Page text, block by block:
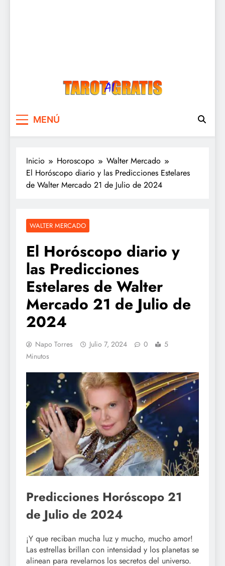
MENÚ
Inicio Horoscopo
Walter Mercado
El Horóscopo diario y las Predicciones Estelares
de Walter Mercado 21 de Julio de 2024
WALTER MERCADO
El Horóscopo diario y
las Predicciones
Estelares de Walter
Mercado 21 de Julio de
2024
Napo Torres Julio 7, 2024 0
5
Minutos
Predicciones Horóscopo 21
de Julio de 2024
¡Y que reciban mucha luz y mucho, mucho amor!
Las estrellas brillan con intensidad y los planetas se
alinean para revelarnos los secretos del universo.